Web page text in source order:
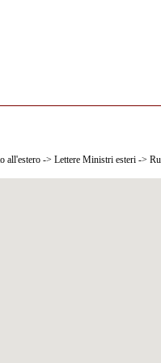
all'estero -> Lettere Ministri esteri ->